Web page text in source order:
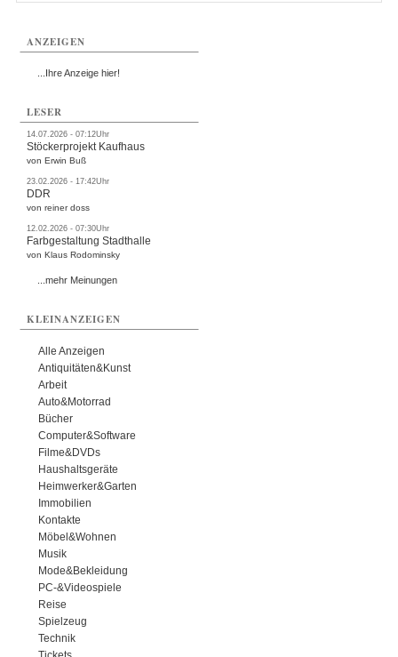
ANZEIGEN
...Ihre Anzeige hier!
LESER
14.07.2026 - 07:12Uhr
Stöckerprojekt Kaufhaus
von Erwin Buß
23.02.2026 - 17:42Uhr
DDR
von reiner doss
12.02.2026 - 07:30Uhr
Farbgestaltung Stadthalle
von Klaus Rodominsky
...mehr Meinungen
KLEINANZEIGEN
Alle Anzeigen
Antiquitäten&Kunst
Arbeit
Auto&Motorrad
Bücher
Computer&Software
Filme&DVDs
Haushaltsgeräte
Heimwerker&Garten
Immobilien
Kontakte
Möbel&Wohnen
Musik
Mode&Bekleidung
PC-&Videospiele
Reise
Spielzeug
Technik